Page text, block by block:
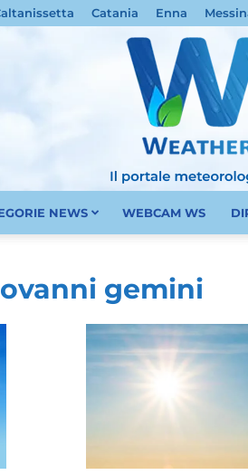
Catania Enna
NEWS WEBCAM WS
gemini